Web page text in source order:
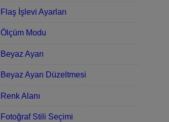
Flaş İşlevi Ayarları
Ölçüm Modu
Beyaz Ayarı
Beyaz Ayarı Düzeltmesi
Renk Alanı
Fotoğraf Stili Seçimi